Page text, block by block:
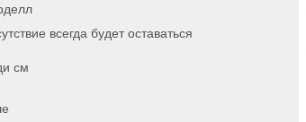
всегда будет оставаться
см